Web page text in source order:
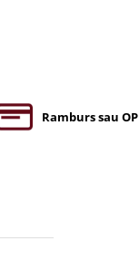
Ramburs sau OP